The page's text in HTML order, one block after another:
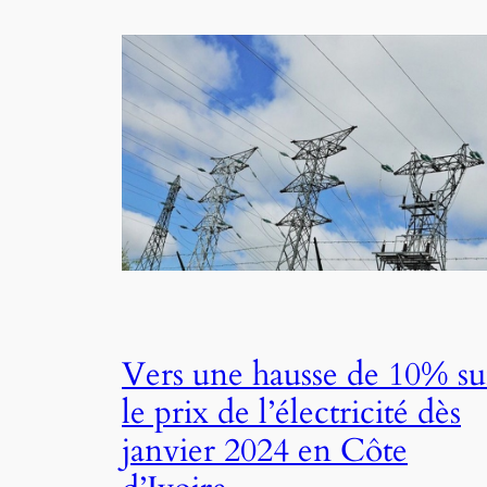
Vers une hausse de 10%
le prix de l’électricité dès
janvier 2024 en Côte